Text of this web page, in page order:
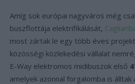
Amíg sok európai nagyváros még
buszflottája elektrifikálását,
most zártak le egy több éves
közösségi közlekedési vállalat
E-Way elektromos midibuszok első
amelyek azonnal forgalomba is álltak